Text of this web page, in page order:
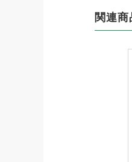
関連商